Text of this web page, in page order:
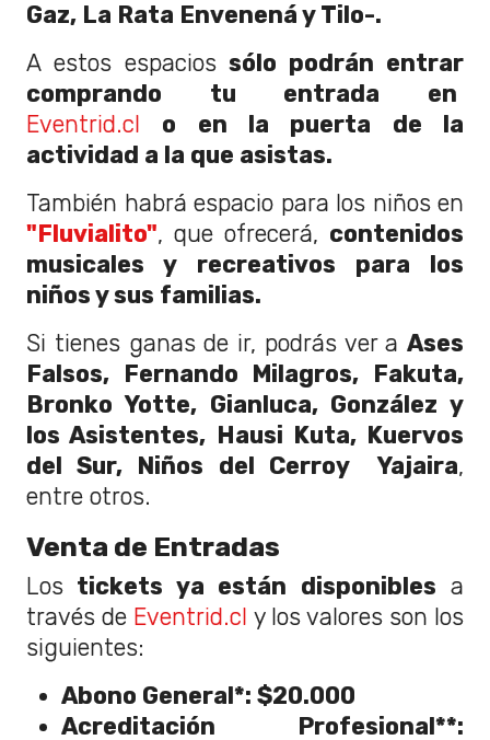
Gaz, La Rata Envenená y Tilo-.
A estos espaciossólo podrán entrar
comprando tu entrada en
Eventrid.cl
o en la puerta de la
actividad a la que asistas.
También habrá espacio para los niños en
"Fluvialito", que ofrecerá, contenidos
musicales y recreativos para los
niños y sus familias.
Si tienes ganas de ir, podrás ver a Ases
Falsos, Fernando Milagros, Fakuta,
Bronko Yotte, Gianluca, González y
los Asistentes, Hausi Kuta, Kuervos
del Sur, Niños del Cerroy Yajaira,
entre otros.
Venta de Entradas
Los tickets ya están disponibles a
través de Eventrid.cl y los valores son los
siguientes:
Abono General*: $20.000
Acreditación Profesional**: